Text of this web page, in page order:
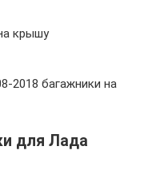
крышу
2018 багажники на
для Лада